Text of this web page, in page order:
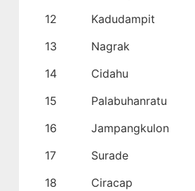
12
Kadudampit
13
Nagrak
14
Cidahu
15
Palabuhanratu
16
Jampangkulon
17
Surade
18
Ciracap